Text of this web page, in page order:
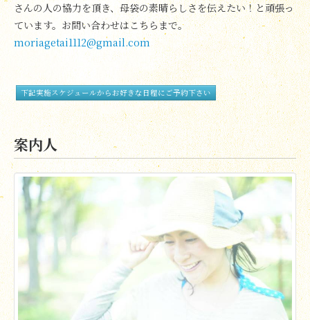
さんの人の協力を頂き、母袋の素晴らしさを伝えたい！と頑張っ
ています。お問い合わせはこちらまで。
moriagetai1112@gmail.com
下記実施スケジュールからお好きな日程にご予約下さい
案内人